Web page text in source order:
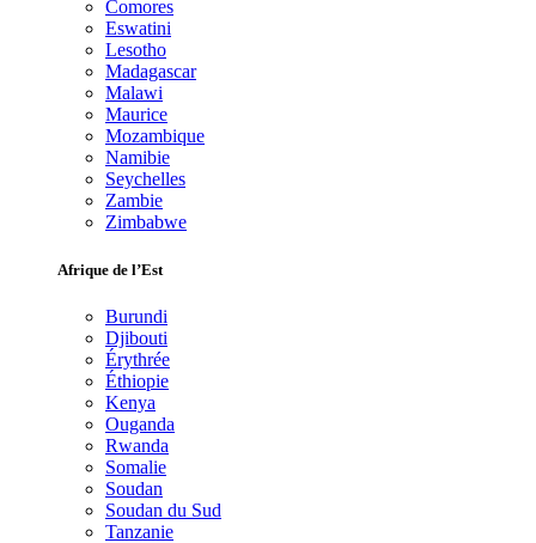
Comores
Eswatini
Lesotho
Madagascar
Malawi
Maurice
Mozambique
Namibie
Seychelles
Zambie
Zimbabwe
Afrique de l’Est
Burundi
Djibouti
Érythrée
Éthiopie
Kenya
Ouganda
Rwanda
Somalie
Soudan
Soudan du Sud
Tanzanie